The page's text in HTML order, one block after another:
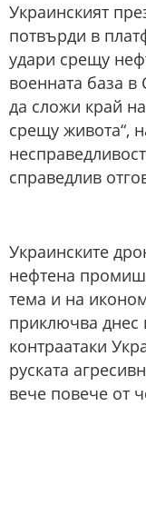
Украинският
потвърди в
удари срещу
военната база в
да сложи край
срещу живота“,
справедлив
Украинските
нефтена
тема и на
приключва днес
контраатаки
руската
вече повече от